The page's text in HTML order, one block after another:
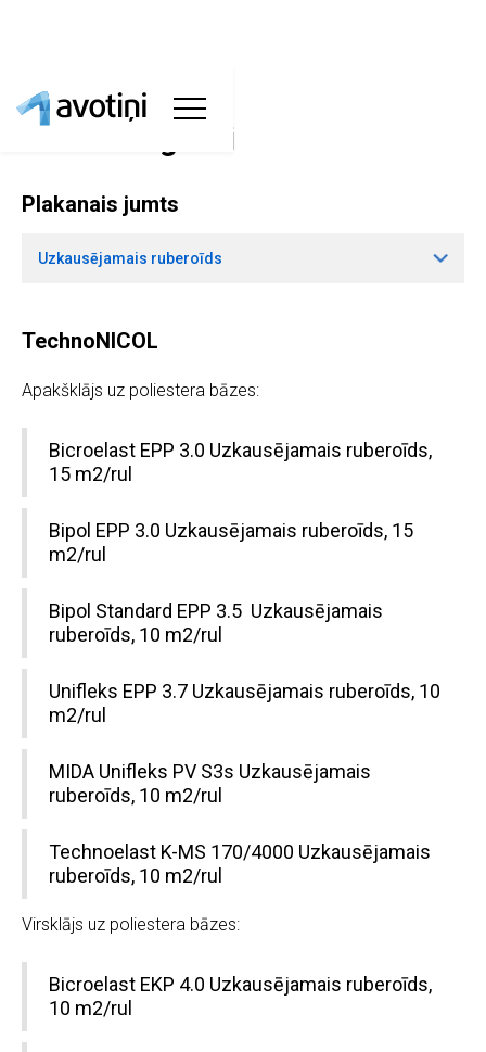
Jumta segumi
Plakanais jumts
Uzkausējamais ruberoīds
TechnoNICOL
Apakšklājs uz poliestera bāzes:
Bicroelast EPP 3.0 Uzkausējamais ruberoīds,
15 m2/rul
Bipol EPP 3.0 Uzkausējamais ruberoīds, 15
m2/rul
Bipol Standard EPP 3.5 Uzkausējamais
ruberoīds, 10 m2/rul
Unifleks EPP 3.7 Uzkausējamais ruberoīds, 10
m2/rul
MIDA Unifleks PV S3s Uzkausējamais
ruberoīds, 10 m2/rul
Technoelast K-MS 170/4000 Uzkausējamais
ruberoīds, 10 m2/rul
Virsklājs uz poliestera bāzes:
Bicroelast EKP 4.0 Uzkausējamais ruberoīds,
10 m2/rul